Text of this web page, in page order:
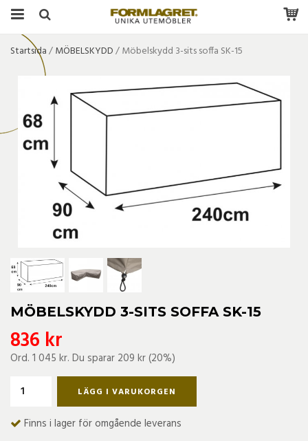
Startsida/MÖBELSKYDD/Möbelskydd 3-sits soffa SK-15
MÖBELSKYDD 3-SITS SOFFA SK-15
836 kr
Ord. 1 045 kr. Du sparar 209 kr(20%)
LÄGG I VARUKORGEN
Finns i lager för omgående leverans